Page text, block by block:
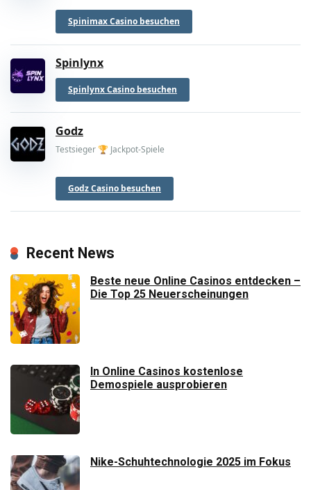
Spinimax Casino besuchen
Spinlynx
Spinlynx Casino besuchen
Godz
Testsieger 🏆 Jackpot-Spiele
Godz Casino besuchen
Recent News
Beste neue Online Casinos entdecken –
Die Top 25 Neuerscheinungen
In Online Casinos kostenlose
Demospiele ausprobieren
Nike-Schuhtechnologie 2025 im Fokus